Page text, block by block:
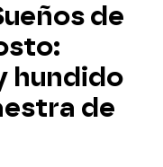
de
hundido
de